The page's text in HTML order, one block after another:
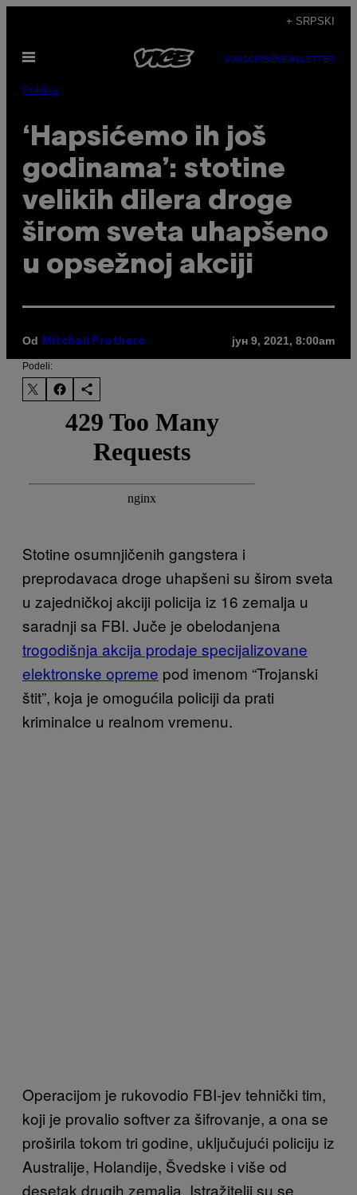
садржај
+ SRPSKI
Otvori
SUBSCRIBENEWSLETTER
Politika
‘Hapsićemo ih još
godinama’: stotine
velikih dilera droge
širom sveta uhapšeno
u opsežnoj akciji
Od Mitchell Prothero јун 9, 2021, 8:00am
Podeli:
Stotine osumnjičenih gangstera i
preprodavaca droge uhapšeni su širom sveta
u zajedničkoj akciji policija iz 16 zemalja u
saradnji sa FBI. Juče je obelodanjena
trogodišnja akcija prodaje specijalizovane
elektronske opreme pod imenom “Trojanski
štit”, koja je omogućila policiji da prati
kriminalce u realnom vremenu.
Operacijom je rukovodio FBI-jev tehnički tim,
koji je provalio softver za šifrovanje, a ona se
proširila tokom tri godine, uključujući policiju iz
Australije, Holandije, Švedske i više od
desetak drugih zemalja. Istražitelji su se